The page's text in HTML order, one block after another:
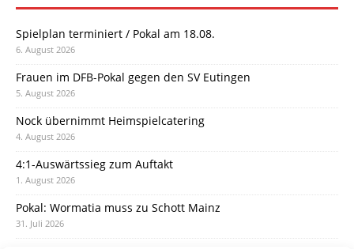
Spielplan terminiert / Pokal am 18.08.
6. August 2026
Frauen im DFB-Pokal gegen den SV Eutingen
5. August 2026
Nock übernimmt Heimspielcatering
4. August 2026
4:1-Auswärtssieg zum Auftakt
1. August 2026
Pokal: Wormatia muss zu Schott Mainz
31. Juli 2026